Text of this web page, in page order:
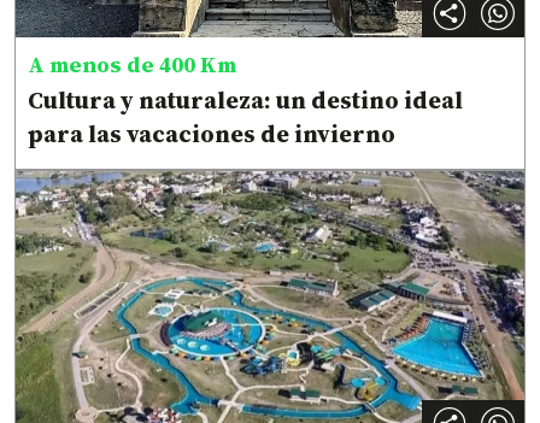
A menos de 400 Km
Cultura y naturaleza: un destino ideal
para las vacaciones de invierno